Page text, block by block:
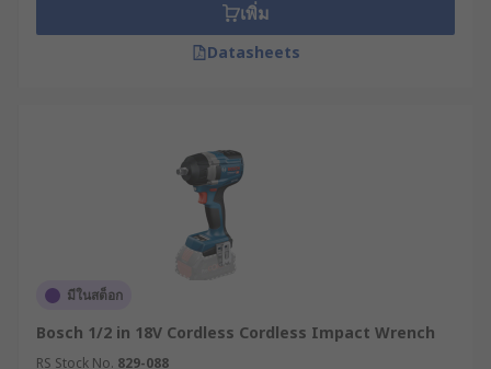
เพิ่ม
Datasheets
มีในสต็อก
Bosch 1/2 in 18V Cordless Cordless Impact Wrench
RS Stock No. 829-088